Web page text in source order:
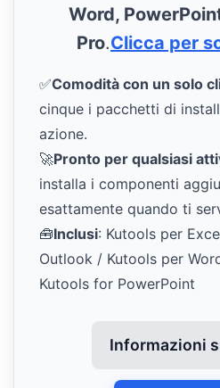
Word,
Pro.Clicca per
✅Comodità con un solo
cinque i pacchetti di
azione.
🚀Pronto per qualsiasi
installa i componenti
esattamente quando ti
🧰Inclusi: Kutools per
Outlook / Kutools per
Kutools for PowerPoint
Informazioni